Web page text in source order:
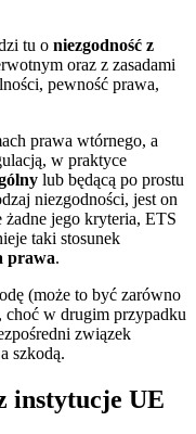
tu o niezgodność z
oraz z zasadami
pewność prawa,
prawa wtórnego, a
w praktyce
lub będącą po prostu
niezgodności, jest on
żadne jego kryteria, ETS
taki stosunek
prawa.
(może to być zarówno
choć w drugim przypadku
związek
szkodą.
instytucje UE